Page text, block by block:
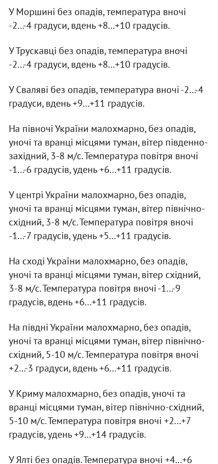
У Моршині без опадів, температура вночі
-2...-4 градуси, вдень +8...+10 градусів.
У Трускавці без опадів, температура вночі
-2...-4 градуси, вдень +8...+10 градусів.
У Сваляві без опадів, температура вночі -2...-4
градуси, вдень +9...+11 градусів.
На півночі України малохмарно, без опадів,
уночі та вранці місцями туман, вітер південно-
західний, 3-8 м/с. Температура повітря вночі
-1...-6 градусів, удень +6...+11 градусів.
У центрі України малохмарно, без опадів,
уночі та вранці місцями туман, вітер північно-
східний, 3-8 м/с. Температура повітря вночі
-1...-7 градусів, удень +5...+11 градусів.
На сході України малохмарно, без опадів,
уночі та вранці місцями туман, вітер східний,
3-8 м/с. Температура повітря вночі -1...-9
градусів, вдень +6...+11 градусів.
На півдні України малохмарно, без опадів,
уночі та вранці місцями туман, вітер північно-
східний, 5-10 м/с. Температура повітря вночі
+2...-3 градуси, вдень +6...+11 градусів.
У Криму малохмарно, без опадів, уночі та
вранці місцями туман, вітер північно-східний,
5-10 м/с. Температура повітря вночі +2...+7
градусів, удень +9...+14 градусів.
У Ялті без опадів. Температура вночі +4...+6